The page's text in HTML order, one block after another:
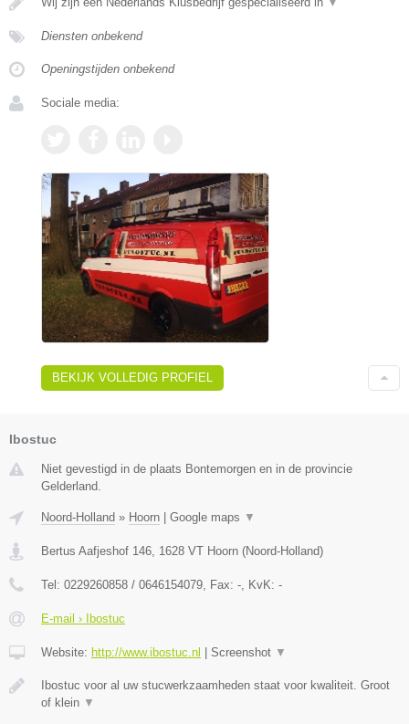
Diensten onbekend
Openingstijden onbekend
Sociale media:
BEKIJK VOLLEDIG PROFIEL
Ibostuc
Niet gevestigd in de plaats Bontemorgen en in de provincie
Gelderland.
Noord-Holland » Hoorn Google maps ▼
Bertus Aafjeshof 146, 1628 VT Hoorn (Noord-Holland)
Tel: 0229260858 / 0646154079, Fax: -, KvK: -
E-mail › Ibostuc
Website: http://www.ibostuc.nl Screenshot ▼
Ibostuc voor al uw stucwerkzaamheden staat voor kwaliteit. Groot
of klein ▼